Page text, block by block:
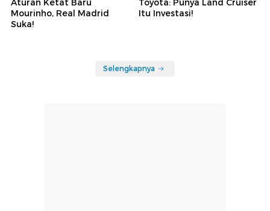
Aturan Ketat Baru
Mourinho, Real Madrid
Suka!
Toyota: Punya Land Cruiser
Itu Investasi!
Selengkapnya